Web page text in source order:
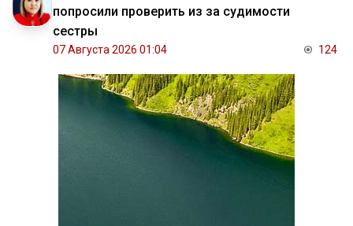
попросили проверить из за судимости
сестры
07 Августа 2026 01:04 124